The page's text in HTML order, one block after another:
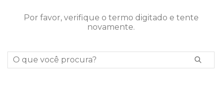
Por favor, verifique o termo digitado e tente
novamente.
O que você procura?